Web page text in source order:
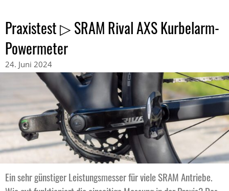
Praxistest ▷ SRAM Rival AXS Kurbelarm-
Powermeter
24. Juni 2024
Ein sehr günstiger Leistungsmesser für viele SRAM Antriebe.